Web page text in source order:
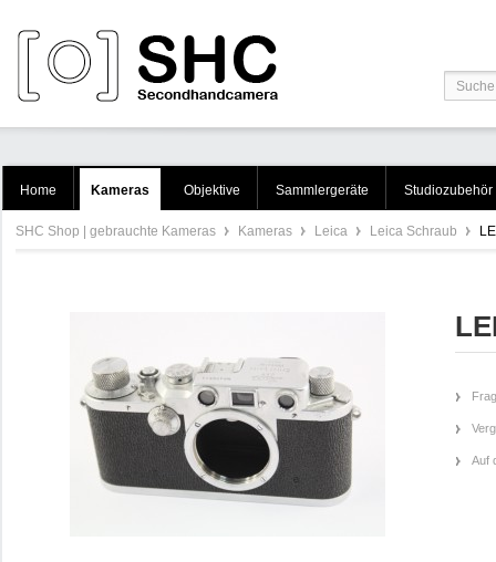
Home Kameras Objektive Sammlergeräte Studiozubehör
SHC Shop | gebrauchte Kameras Kameras Leica Leica Schraub
Auf